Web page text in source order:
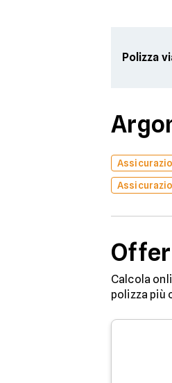
Polizza
Calcola
polizza più